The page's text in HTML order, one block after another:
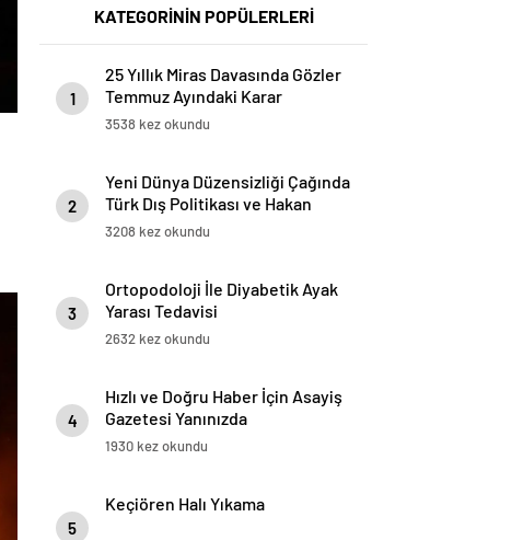
KATEGORİNİN POPÜLERLERİ
1
25 Yıllık Miras Davasında Gözler
Temmuz Ayındaki Karar
Duruşmasına Çevrildi
3538 kez okundu
2
Yeni Dünya Düzensizliği Çağında
Türk Dış Politikası ve Hakan
Fidan Faktörü
3208 kez okundu
3
Ortopodoloji İle Diyabetik Ayak
Yarası Tedavisi
2632 kez okundu
4
Hızlı ve Doğru Haber İçin Asayiş
Gazetesi Yanınızda
1930 kez okundu
5
Keçiören Halı Yıkama